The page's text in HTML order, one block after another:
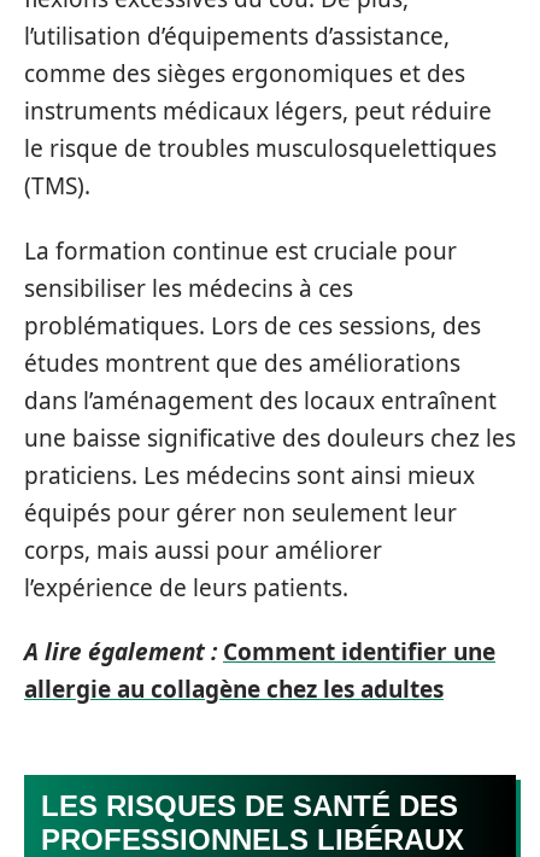
l’utilisation d’équipements d’assistance,
comme des sièges ergonomiques et des
instruments médicaux légers, peut réduire
le risque de troubles musculosquelettiques
(TMS).
La formation continue est cruciale pour
sensibiliser les médecins à ces
problématiques. Lors de ces sessions, des
études montrent que des améliorations
dans l’aménagement des locaux entraînent
une baisse significative des douleurs chez les
praticiens. Les médecins sont ainsi mieux
équipés pour gérer non seulement leur
corps, mais aussi pour améliorer
l’expérience de leurs patients.
A lire également : Comment identifier une
allergie au collagène chez les adultes
LES RISQUES DE SANTÉ DES
PROFESSIONNELS LIBÉRAUX